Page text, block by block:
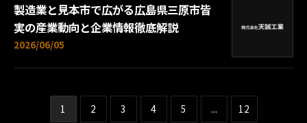
製造業と見本市で広がる広島県三原市皆
実の産業動向と企業情報徹底解説
2026/06/05
1 2 3 4 5 ... 12